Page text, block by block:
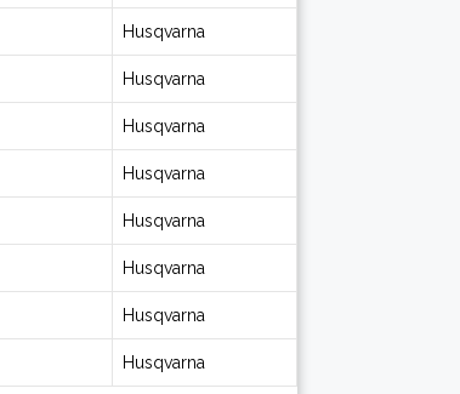
Husqvarna
Husqvarna
Husqvarna
Husqvarna
Husqvarna
Husqvarna
Husqvarna
Husqvarna